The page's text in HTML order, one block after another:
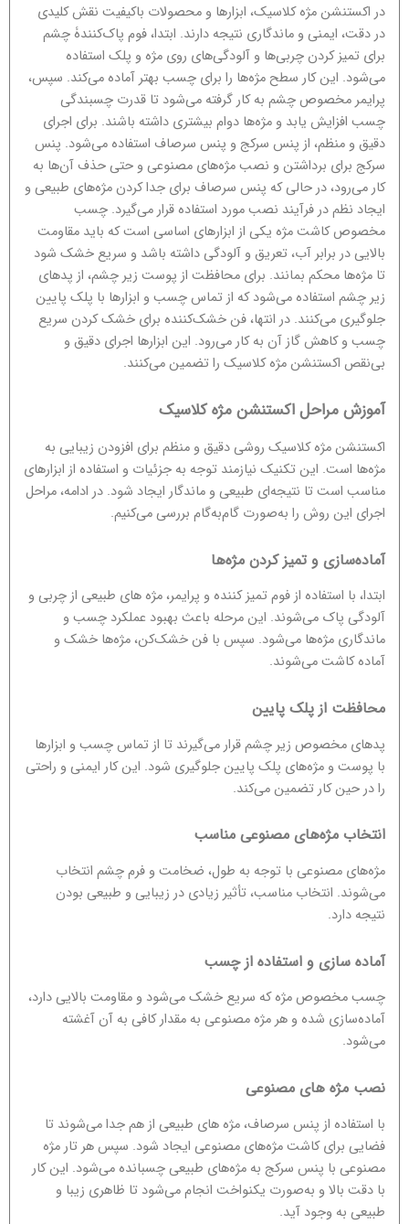
در اکستنشن مژه کلاسیک، ابزارها و محصولات باکیفیت نقش کلیدی
در دقت، ایمنی و ماندگاری نتیجه دارند. ابتدا، فوم پاک‌کنندۀ چشم
برای تمیز کردن چربی‌ها و آلودگی‌های روی مژه و پلک استفاده
می‌شود. این کار سطح مژه‌ها را برای چسب بهتر آماده می‌کند. سپس،
پرایمر مخصوص چشم به کار گرفته می‌شود تا قدرت چسبندگی
چسب افزایش یابد و مژه‌ها دوام بیشتری داشته باشند. برای اجرای
دقیق و منظم، از پنس سرکج و پنس سرصاف استفاده می‌شود. پنس
سرکج برای برداشتن و نصب مژه‌های مصنوعی و حتی حذف آن‌ها به
کار می‌رود، در حالی که پنس سرصاف برای جدا کردن مژه‌های طبیعی و
ایجاد نظم در فرآیند نصب مورد استفاده قرار می‌گیرد. چسب
مخصوص کاشت مژه یکی از ابزارهای اساسی است که باید مقاومت
بالایی در برابر آب، تعریق و آلودگی داشته باشد و سریع خشک شود
تا مژه‌ها محکم بمانند. برای محافظت از پوست زیر چشم، از پدهای
زیر چشم استفاده می‌شود که از تماس چسب و ابزارها با پلک پایین
جلوگیری می‌کنند. در انتها، فن خشک‌کننده برای خشک کردن سریع
چسب و کاهش گاز آن به کار می‌رود. این ابزارها اجرای دقیق و
بی‌نقص اکستنشن مژه کلاسیک را تضمین می‌کنند.
آموزش مراحل اکستنشن مژه کلاسیک
اکستنشن مژه کلاسیک روشی دقیق و منظم برای افزودن زیبایی به
مژه‌ها است. این تکنیک نیازمند توجه به جزئیات و استفاده از ابزارهای
مناسب است تا نتیجه‌ای طبیعی و ماندگار ایجاد شود. در ادامه، مراحل
اجرای این روش را به‌صورت گام‌به‌گام بررسی می‌کنیم.
آماده‌سازی و تمیز کردن مژه‌ها
ابتدا، با استفاده از فوم تمیز کننده و پرایمر، مژه های طبیعی از چربی و
آلودگی پاک می‌شوند. این مرحله باعث بهبود عملکرد چسب و
ماندگاری مژه‌ها می‌شود. سپس با فن خشک‌کن، مژه‌ها خشک و
آماده کاشت می‌شوند.
محافظت از پلک پایین
پدهای مخصوص زیر چشم قرار می‌گیرند تا از تماس چسب و ابزارها
با پوست و مژه‌های پلک پایین جلوگیری شود. این کار ایمنی و راحتی
را در حین کار تضمین می‌کند.
انتخاب مژه‌های مصنوعی مناسب
مژه‌های مصنوعی با توجه به طول، ضخامت و فرم چشم انتخاب
می‌شوند. انتخاب مناسب، تأثیر زیادی در زیبایی و طبیعی بودن
نتیجه دارد.
آماده‌ سازی و استفاده از چسب
چسب مخصوص مژه که سریع خشک می‌شود و مقاومت بالایی دارد،
آماده‌سازی شده و هر مژه مصنوعی به مقدار کافی به آن آغشته
می‌شود.
نصب مژه ‌های مصنوعی
با استفاده از پنس سرصاف، مژه های طبیعی از هم جدا می‌شوند تا
فضایی برای کاشت مژه‌های مصنوعی ایجاد شود. سپس هر تار مژه
مصنوعی با پنس سرکج به مژه‌های طبیعی چسبانده می‌شود. این کار
با دقت بالا و به‌صورت یکنواخت انجام می‌شود تا ظاهری زیبا و
طبیعی به وجود آید.